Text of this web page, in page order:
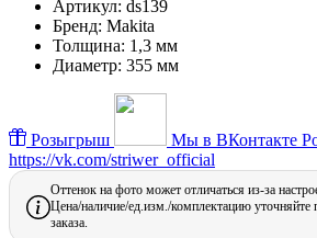
Артикул: ds139
Бренд: Makita
Толщина: 1,3 мм
Диаметр: 355 мм
Розыгрыш Мы в ВКонтакте
https://vk.com/striwer_official
Оттенок на фото может отличаться из-за
Цена/наличие/ед.изм./комплектацию уточняйте
заказа.